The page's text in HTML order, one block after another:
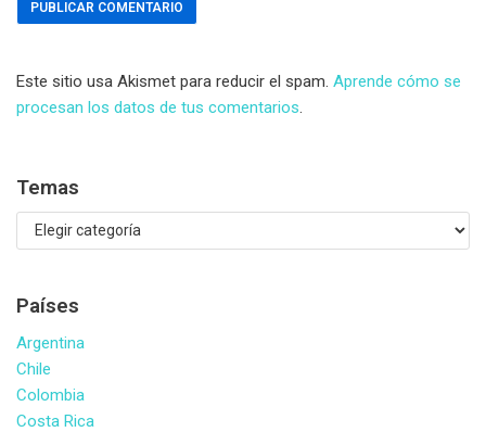
Este sitio usa Akismet para reducir el spam. Aprende cómo se
procesan los datos de tus comentarios.
Temas
Países
Argentina
Chile
Colombia
Costa Rica